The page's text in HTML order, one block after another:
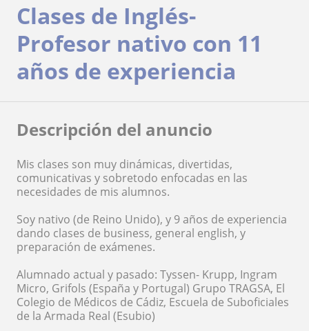
Clases de Inglés-
Profesor nativo con 11
años de experiencia
Descripción del anuncio
Mis clases son muy dinámicas, divertidas,
comunicativas y sobretodo enfocadas en las
necesidades de mis alumnos.
Soy nativo (de Reino Unido), y 9 años de experiencia
dando clases de business, general english, y
preparación de exámenes.
Alumnado actual y pasado: Tyssen- Krupp, Ingram
Micro, Grifols (España y Portugal) Grupo TRAGSA, El
Colegio de Médicos de Cádiz, Escuela de Suboficiales
de la Armada Real (Esubio)